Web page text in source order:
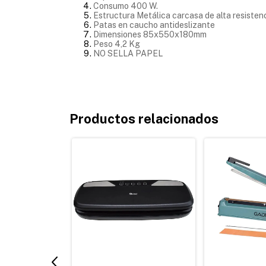
Consumo 400 W.
Estructura Metálica carcasa de alta
Patas en caucho antideslizante
Dimensiones 85x550x180mm
Peso 4,2 Kg
NO SELLA PAPEL
Productos relacionados